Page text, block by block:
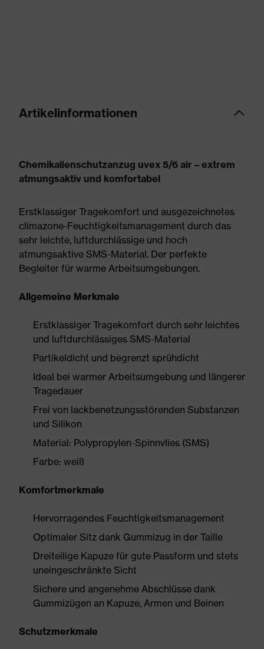
Artikelinformationen
Chemikalienschutzanzug uvex 5/6 air – extrem
atmungsaktiv und komfortabel
Erstklassiger Tragekomfort und ausgezeichnetes
climazone-Feuchtigkeitsmanagement durch das
sehr leichte, luftdurchlässige und hoch
atmungsaktive SMS-Material. Der perfekte
Begleiter für warme Arbeitsumgebungen.
Allgemeine Merkmale
Erstklassiger Tragekomfort durch sehr leichtes
und luftdurchlässiges SMS-Material
Partikeldicht und begrenzt sprühdicht
Ideal bei warmer Arbeitsumgebung und längerer
Tragedauer
Frei von lackbenetzungsstörenden Substanzen
und Silikon
Material: Polypropylen-Spinnvlies (SMS)
Farbe: weiß
Komfortmerkmale
Hervorragendes Feuchtigkeitsmanagement
Optimaler Sitz dank Gummizug in der Taille
Dreiteilige Kapuze für gute Passform und stets
uneingeschränkte Sicht
Sichere und angenehme Abschlüsse dank
Gummizügen an Kapuze, Armen und Beinen
Schutzmerkmale